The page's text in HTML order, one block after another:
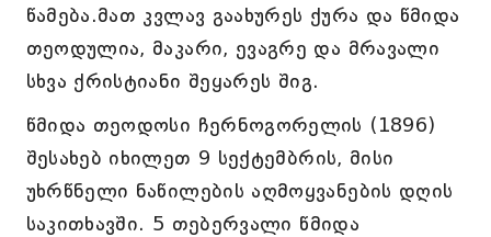
წამება.მათ კვლავ გაახურეს ქურა და წმიდა
თეოდულია, მაკარი, ევაგრე და მრავალი
სხვა ქრისტიანი შეყარეს შიგ.
წმიდა თეოდოსი ჩერნოგორელის (1896)
შესახებ იხილეთ 9 სექტემბრის, მისი
უხრწნელი ნაწილების აღმოყვანების დღის
საკითხავში. 5 თებერვალი წმიდა